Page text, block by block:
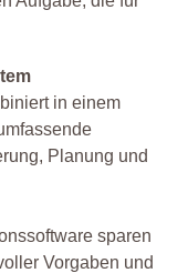
in einem
Planung und
sparen
Vorgaben und